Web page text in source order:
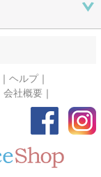
ヘルプ
会社概要